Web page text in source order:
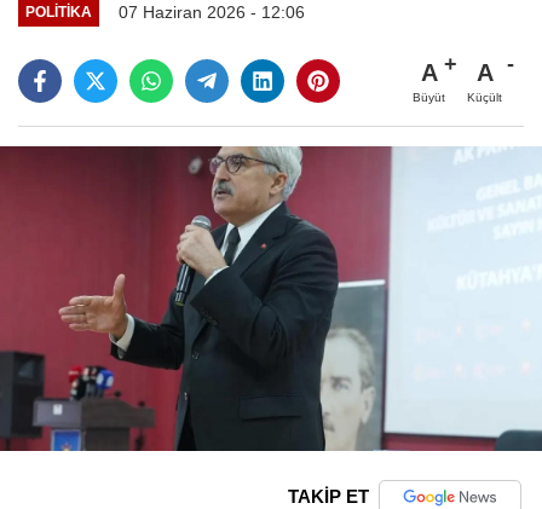
POLITIKA 07 Haziran 2026 - 12:06
A
Büyüt
A
Küçült
TAKİP ET